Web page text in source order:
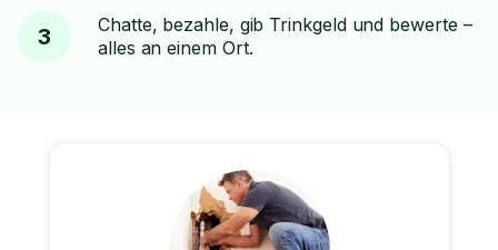
3
Chatte, bezahle, gib Trinkgeld und bewerte –
alles an einem Ort.